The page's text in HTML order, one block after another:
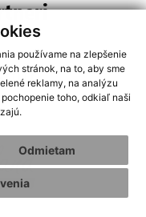
používame na zlepšenie
stránok, na to, aby sme
reklamy, na analýzu
toho, odkiaľ naši
Odmietam